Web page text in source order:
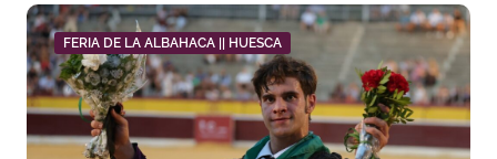
FERIA DE LA ALBAHACA || HUESCA